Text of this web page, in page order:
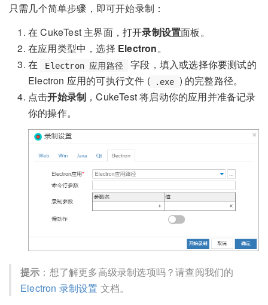
只需几个简单步骤，即可开始录制：
在 CukeTest 主界面，打开录制设置面板。
在应用类型中，选择 Electron。
在
Electron 应用路径
字段，填入或选择你要测试的
Electron 应用的可执行文件 (
.exe ) 的完整路径。
点击开始录制 ，CukeTest 将启动你的应用并准备记录
你的操作。
提示 ：想了解更多高级录制选项吗？请查阅我们的
Electron 录制设置 文档。